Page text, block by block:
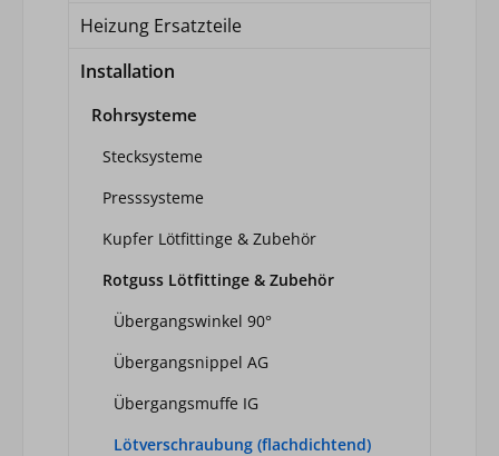
Heizung Ersatzteile
Installation
Rohrsysteme
Stecksysteme
Presssysteme
Kupfer Lötfittinge & Zubehör
Rotguss Lötfittinge & Zubehör
Übergangswinkel 90°
Übergangsnippel AG
Übergangsmuffe IG
Lötverschraubung (flachdichtend)